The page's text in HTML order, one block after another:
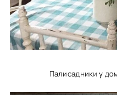
Палисадники у